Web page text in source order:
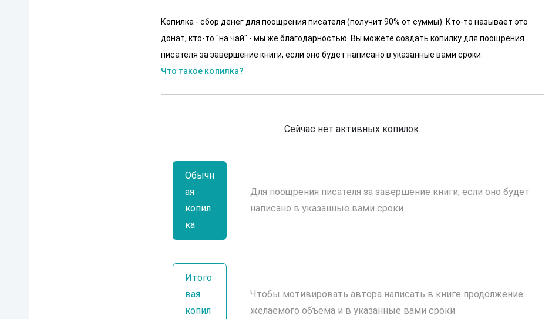
Копилка - сбор денег для поощрения писателя (получит 90% от суммы). Кто-то называет это
донат, кто-то "на чай" - мы же благодарностью. Вы можете создать копилку для поощрения
писателя за завершение книги, если оно будет написано в указанные вами сроки.
Что такое копилка?
Сейчас нет активных копилок.
Обычн
ая
копил
ка
Для поощрения писателя за завершение книги, если оно будет
написано в указанные вами сроки
Итого
вая
копил
Чтобы мотивировать автора написать в книге продолжение
желаемого объема и в указанные вами сроки